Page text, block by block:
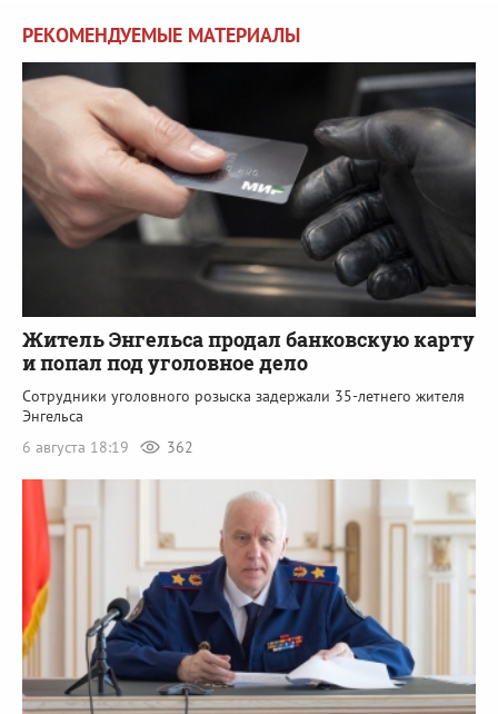
РЕКОМЕНДУЕМЫЕ МАТЕРИАЛЫ
Житель Энгельса продал банковскую карту
и попал под уголовное дело
Сотрудники уголовного розыска задержали 35-летнего жителя
Энгельса
6 августа 18:19
362